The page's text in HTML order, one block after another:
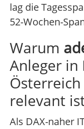
lag die
52-Wochen-
Warum
Anleger in
relevant
Als DAX-naher